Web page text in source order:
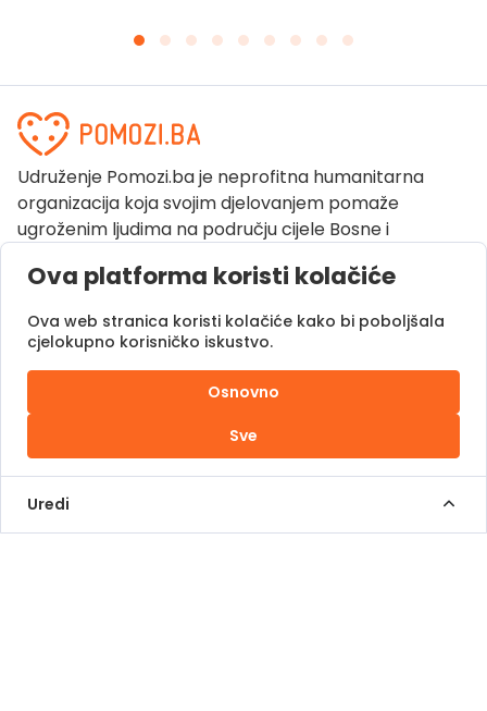
Udruženje Pomozi.ba je neprofitna humanitarna
organizacija koja svojim djelovanjem pomaže
ugroženim ljudima na području cijele Bosne i
Saznaj više
O Pomozi.ba
Pogledaj kampanje
Naše uspješne priče
Kontaktirajte nas
Uslovi korištenja
Ova platforma koristi kolačiće
Ova web stranica koristi kolačiće kako bi poboljšala
cjelokupno korisničko iskustvo.
Osnovno
Sve
Uredi